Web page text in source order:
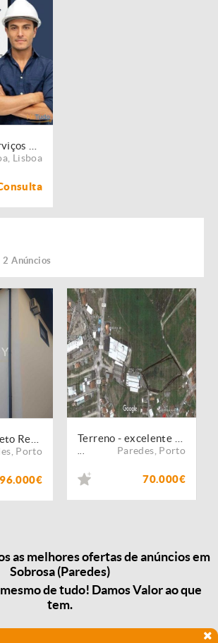
Lisboa
Anúncios
Porto Paredes Porto
70.000€
as melhores ofertas de anúncios em
Sobrosa (Paredes)
de tudo! Damos Valor ao que
tem.